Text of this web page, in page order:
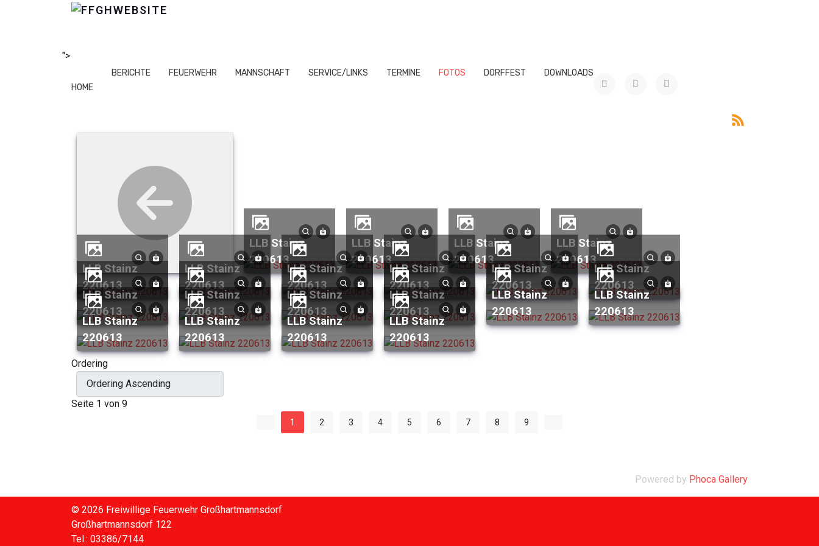
">
HOME
BERICHTE FEUERWEHR MANNSCHAFT SERVICE/LINKS TERMINE FOTOS DORFFEST DOWNLOADS
LLB Stainz
220613
LLB Stainz
220613
LLB Stainz
220613
LLB Stainz
220613
LLB Stainz
220613
LLB Stainz
220613
LLB Stainz
220613
LLB Stainz
220613
LLB Stainz
220613
LLB Stainz
220613
LLB Stainz
220613
LLB Stainz
220613
LLB Stainz
220613
LLB Stainz
220613
LLB Stainz
220613
LLB Stainz
220613
LLB Stainz
220613
LLB Stainz
220613
LLB Stainz
220613
LLB Stainz
220613
Ordering
Seite 1 von 9
1 2 3 4 5 6 7 8 9
Powered by Phoca Gallery
© 2026 Freiwillige Feuerwehr Großhartmannsdorf
Großhartmannsdorf 122
Tel.: 03386/7144